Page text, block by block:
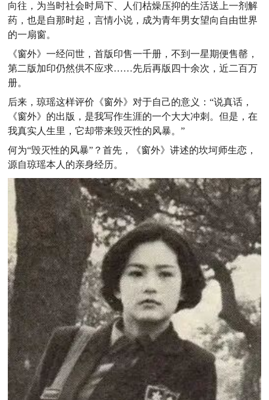
向往，为当时社会时局下、人们枯燥压抑的生活送上一剂解
药，也是自那时起，言情小说，成为青年男女望向自由世界
的一扇窗。
《窗外》一经问世，首版印售一千册，不到一星期便售罄，
第二版加印仍然供不应求……先后再版四十余次，近二百万
册。
后来，琼瑶这样评价《窗外》对于自己的意义：“说真话，
《窗外》的出版，是我写作生涯的一个大大冲刺。但是，在
我真实人生里，它却带来毁灭性的风暴。”
何为“毁灭性的风暴”？首先，《窗外》讲述的坎坷师生恋，
源自琼瑶本人的亲身经历。